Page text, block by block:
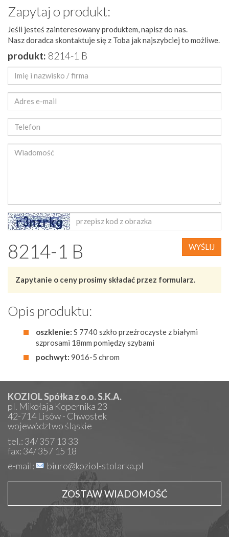
Zapytaj o produkt:
Jeśli jesteś zainteresowany produktem, napisz do nas.
Nasz doradca skontaktuje się z Toba jak najszybciej to możliwe.
produkt: 8214-1 B
WYŚLIJ
8214-1 B
Zapytanie o ceny prosimy składać przez formularz.
Opis produktu:
oszklenie: S 7740 szkło przeźroczyste z białymi
szprosami 18mm pomiędzy szybami
pochwyt: 9016-5 chrom
KOZIOL Spółka z o.o. S.K.A.
pl. Mikołaja Kopernika 23
42-714 Lisów - Chwostek
województwo śląskie
tel.: 34/ 357 13 33
fax: 34/ 357 15 18
e-mail:
biuro@koziol-stolarka.pl
ZOSTAW WIADOMOŚĆ